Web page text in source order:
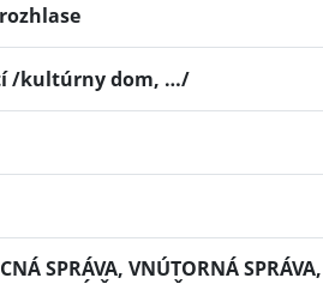
/kultúrny dom, …/
SPRÁVA, VNÚTORNÁ